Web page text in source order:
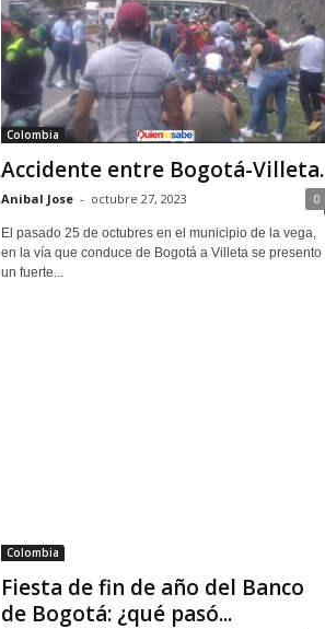
Colombia
Accidente entre Bogotá-Villeta.
Anibal Jose - octubre 27, 2023 0
El pasado 25 de octubres en el municipio de la vega,
en la vía que conduce de Bogotá a Villeta se presento
un fuerte...
Colombia
Fiesta de fin de año del Banco
de Bogotá: ¿qué pasó...